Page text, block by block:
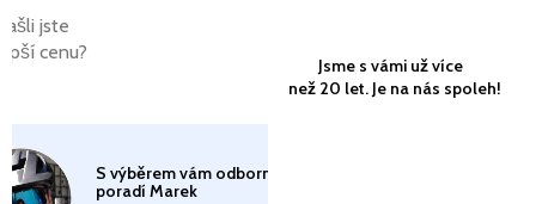
jste
cenu?
S výběrem vám odborně
poradí Marek
Jsme s vámi už více
než 20 let. Je na nás spoleh!